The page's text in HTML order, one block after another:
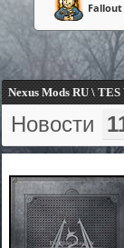
Fallout
Nexus Mods RU \
Новости